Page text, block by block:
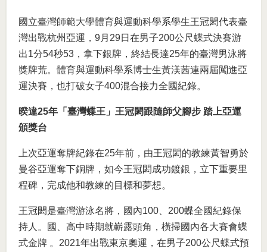
國立臺灣師範大學體育與運動科學系學生王冠閎代表臺
灣出戰杭州亞運，9月29日在男子200公尺蝶式決賽游
出1分54秒53，拿下銀牌，終結長達25年的臺灣男泳將
獎牌荒。體育與運動科學系博士生黃渼茜連兩屆闖進亞
運決賽，也打破女子400混合接力全國紀錄。
暌違25年「臺灣蝶王」王冠閎跟隨師父腳步 踏上亞運
頒獎台
上次亞運奪牌紀錄在25年前，由王冠閎的教練黃智勇於
曼谷亞運奪下銅牌，如今王冠閎成功鍍銀，立下重要里
程碑，完成他和教練的目標和夢想。
王冠閎是臺灣游泳名將，國內100、200蝶全國紀錄保
持人。國、高中時期就嶄露頭角，橫掃國內各大賽會蝶
式金牌 。2021年出戰東京奧運，在男子200公尺蝶式預